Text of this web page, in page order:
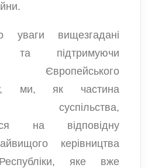
уваги вищезгадані
та підтримуючи
Європейського
ми, як частина
суспільства,
на відповідну
керівництва
яке вже